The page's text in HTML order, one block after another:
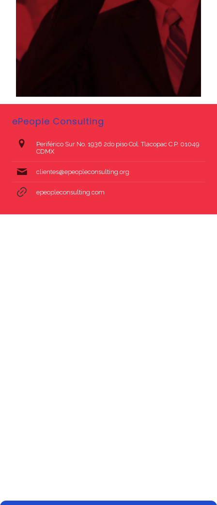
ePeople Consulting
Periférico Sur No. 1936 2do piso Col. Tlacopac C.P. 01049
CDMX
clientes@epeopleconsulting.org
epeopleconsulting.com